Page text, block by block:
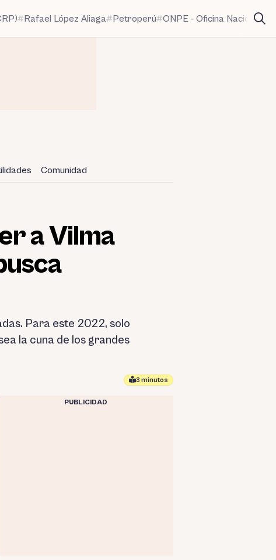
Rafael López Aliaga Petroperú ONPE - Oficina Nacional
Comunidad
a Vilma
Para este 2022, solo
la cuna de los grandes
3 minutos
PUBLICIDAD